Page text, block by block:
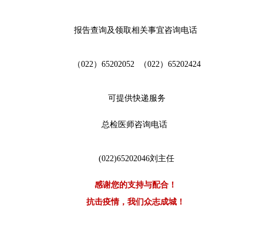
报告查询及领取相关事宜咨询电话
（022）65202052 （022）65202424
可提供快递服务
总检医师咨询电话
(022)65202046刘主任
感谢您的支持与配合！
抗击疫情，我们众志成城！